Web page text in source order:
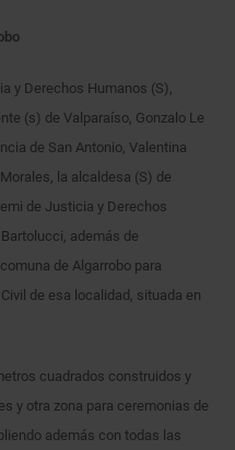
y Derechos Humanos (S),
(s) de Valparaíso, Gonzalo Le
de San Antonio, Valentina
la alcaldesa (S) de
de Justicia y Derechos
además de
de Algarrobo para
de esa localidad, situada en
cuadrados construidos y
y otra zona para ceremonias de
además con todas las